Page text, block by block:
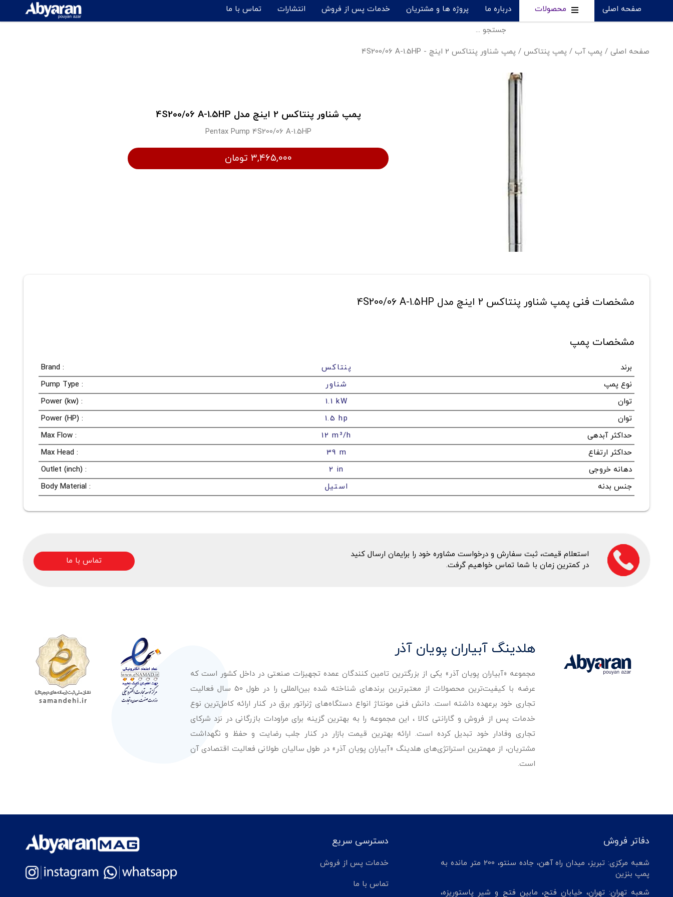
صفحه اصلی محصولات درباره ما پروژه ها و مشتریان خدمات پس از فروش انتشارات تماس با ما
صفحه اصلی / پمپ آب / پمپ پنتاکس / پمپ شناور پنتاکس 2 اینچ - 4S200/06 A-1.5HP
پمپ شناور پنتاکس 2 اینچ مدل 4S200/06 A-1.5HP
Pentax Pump 4S200/06 A-1.5HP
۳,۴۶۵,۰۰۰ تومان
مشخصات فنی پمپ شناور پنتاکس 2 اینچ مدل 4S200/06 A-1.5HP
مشخصات پمپ
برند پنتاکس
Brand :
نوع پمپ
شناور
Pump Type :
توان
1.1 kW
Power (kw) :
توان
1.5 hp
Power (HP) :
حداکثر آبدهی
12 m³/h
Max Flow :
حداکثر ارتفاع
39 m
Max Head :
دهانه خروجی
2 in
Outlet (inch) :
جنس بدنه
استیل Body Material :
استعلام قیمت، ثبت سفارش و درخواست مشاوره خود را برایمان ارسال کنید
در کمترین زمان با شما تماس خواهیم گرفت.
تماس با ما
هلدینگ آبیاران پویان آذر
مجموعه «آبیاران پویان آذر» یکی از بزرگترین تامین کنندگان عمده تجهیزات صنعتی در داخل کشور است که
عرضه با کیفیت‌ترین محصولات از معتبرترین برندهای شناخته شده بین‌المللی را در طول 50 سال فعالیت
تجاری خود برعهده داشته است. دانش فنی مونتاژ انواع دستگاه‌های ژنراتور برق در کنار ارائه کامل‌ترین نوع
خدمات پس از فروش و گارانتی کالا ، این مجموعه را به بهترین گزینه برای مراودات بازرگانی در نزد شرکای
تجاری وفادار خود تبدیل کرده است. ارائه بهترین قیمت بازار در کنار جلب رضایت و حفظ و نگهداشت
مشتریان، از مهمترین استراتژی‌های هلدینگ «آبیاران پویان آذر» در طول سالیان طولانی فعالیت اقتصادی آن
است.
دفاتر فروش
شعبه مرکزی: تبریز، میدان راه آهن، جاده سنتو، 200 متر مانده به
پمپ بنزین
شعبه تهران: تهران، خیابان فتح، مابین فتح و شیر پاستوریزه،
دسترسی سریع
خدمات پس از فروش
تماس با ما